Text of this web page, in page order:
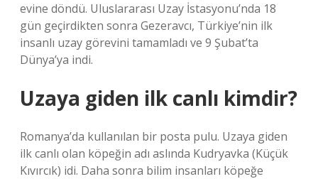
evine döndü. Uluslararası Uzay İstasyonu’nda 18
gün geçirdikten sonra Gezeravcı, Türkiye’nin ilk
insanlı uzay görevini tamamladı ve 9 Şubat’ta
Dünya’ya indi.
Uzaya giden ilk canlı kimdir?
Romanya’da kullanılan bir posta pulu. Uzaya giden
ilk canlı olan köpeğin adı aslında Kudryavka (Küçük
Kıvırcık) idi. Daha sonra bilim insanları köpeğe